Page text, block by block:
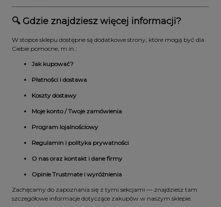
🔍 Gdzie znajdziesz więcej informacji?
W stopce sklepu dostępne są dodatkowe strony, które mogą być dla
Ciebie pomocne, m.in.:
Jak kupować?
Płatności i dostawa
Koszty dostawy
Moje konto / Twoje zamówienia
Program lojalnościowy
Regulamin i polityka prywatności
O nas oraz kontakt i dane firmy
Opinie Trustmate i wyróżnienia
Zachęcamy do zapoznania się z tymi sekcjami — znajdziesz tam
szczegółowe informacje dotyczące zakupów w naszym sklepie.